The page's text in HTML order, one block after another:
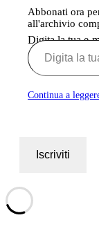
Abbonati ora
all'archivio
Digita la tua e-
Continua a
Iscriviti